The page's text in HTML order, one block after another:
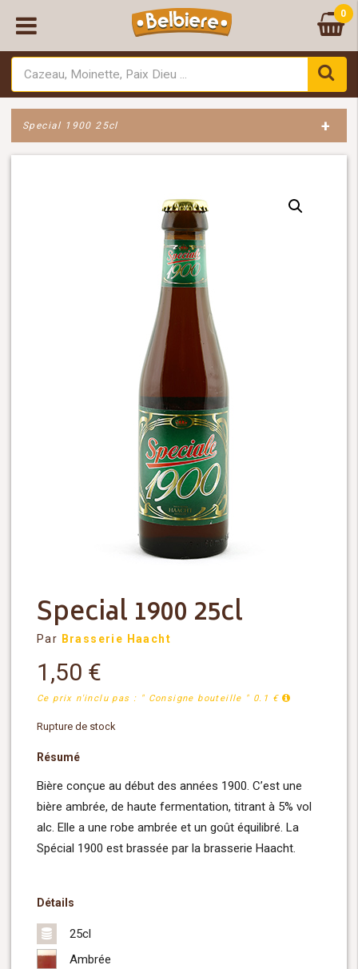
0
Special 1900 25cl +
Special 1900 25cl
Par Brasserie Haacht
1,50 €
Ce prix n'inclu pas : " Consigne bouteille " 0.1 €
Rupture de stock
Résumé
Bière conçue au début des années 1900. C’est une
bière ambrée, de haute fermentation, titrant à 5% vol
alc. Elle a une robe ambrée et un goût équilibré. La
Spécial 1900 est brassée par la brasserie Haacht.
Détails
25cl
Ambrée